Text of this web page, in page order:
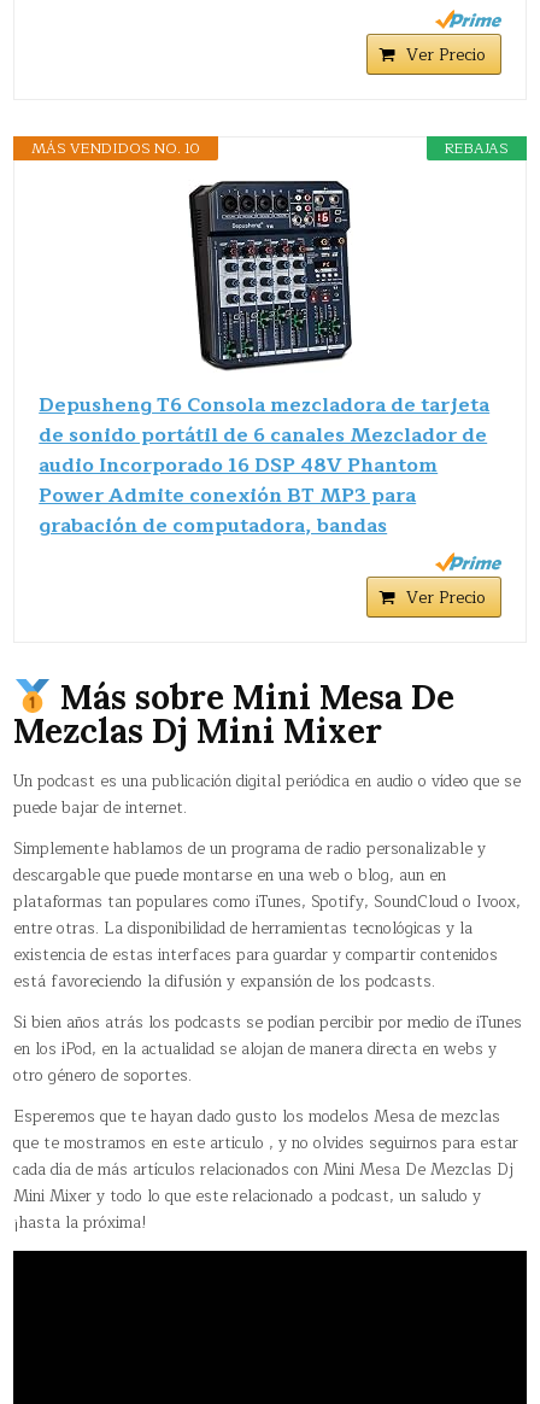
Ver Precio
REBAJAS
MÁS VENDIDOS NO. 10
Depusheng T6 Consola mezcladora de tarjeta
de sonido portátil de 6 canales Mezclador de
audio Incorporado 16 DSP 48V Phantom
Power Admite conexión BT MP3 para
grabación de computadora, bandas
Ver Precio
Más sobre Mini Mesa De
Mezclas Dj Mini Mixer
Un podcast es una publicación digital periódica en audio o vídeo que se
puede bajar de internet.
Simplemente hablamos de un programa de radio personalizable y
descargable que puede montarse en una web o blog, aun en
plataformas tan populares como iTunes, Spotify, SoundCloud o Ivoox,
entre otras. La disponibilidad de herramientas tecnológicas y la
existencia de estas interfaces para guardar y compartir contenidos
está favoreciendo la difusión y expansión de los podcasts.
Si bien años atrás los podcasts se podían percibir por medio de iTunes
en los iPod, en la actualidad se alojan de manera directa en webs y
otro género de soportes.
Esperemos que te hayan dado gusto los modelos Mesa de mezclas
que te mostramos en este articulo , y no olvides seguirnos para estar
cada día de más artículos relacionados con Mini Mesa De Mezclas Dj
Mini Mixer y todo lo que este relacionado a podcast, un saludo y
¡hasta la próxima!